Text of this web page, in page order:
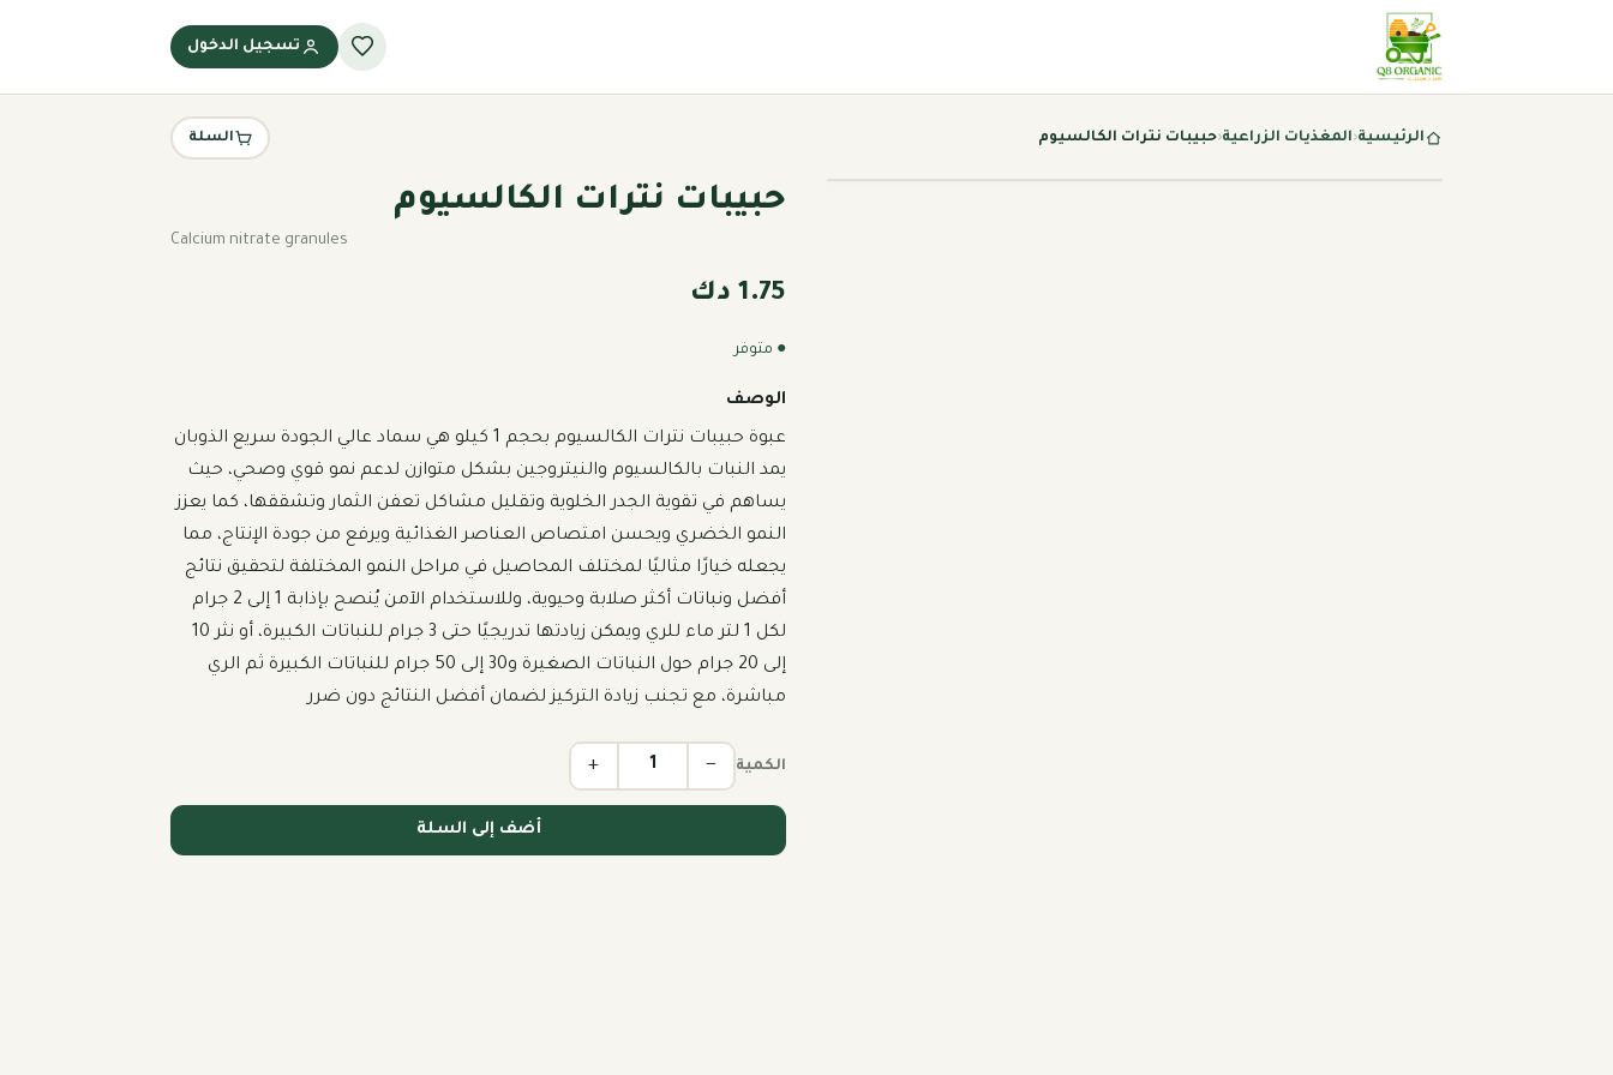
تسجيل الدخول
الرئيسية‹المغذيات الزراعية‹حبيبات نترات الكالسيوم السلة
حبيبات نترات الكالسيوم
Calcium nitrate granules
1.75 دك
● متوفر
الوصف
يساهم في تقوية الجدر الخلوية وتقليل مشاكل تعفن الثمار وتشققها، كما يعزز
مباشرة، مع تجنب زيادة التركيز لضمان أفضل النتائج دون ضرر
الكمية −
+
أضف إلى السلة